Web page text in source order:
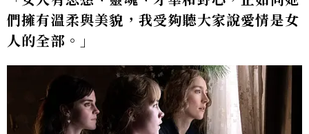
們擁有溫柔與美貌，我受夠聽大家說愛情是女
人的全部。」